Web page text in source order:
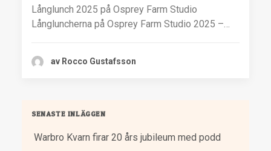
Långlunch 2025 på Osprey Farm Studio
Långluncherna på Osprey Farm Studio 2025 –…
av Rocco Gustafsson
SENASTE INLÄGGEN
Warbro Kvarn firar 20 års jubileum med podd